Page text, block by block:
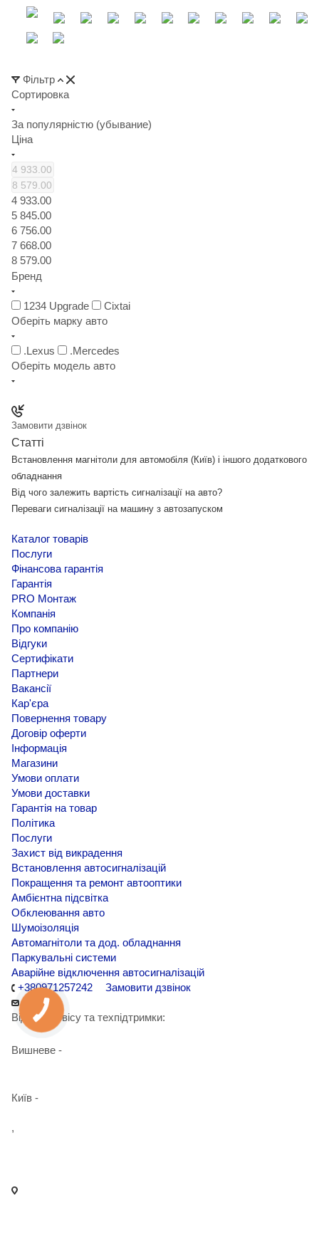
Фільтр
Сортировка
За популярністю (убывание)
Ціна
4 933.00
5 845.00
6 756.00
7 668.00
8 579.00
Бренд
1234 Upgrade
Cixtai
Оберіть марку авто
.Lexus
.Mercedes
Оберіть модель авто
Замовити дзвінок
Статті
Встановлення магнітоли для автомобіля (Київ) і іншого додаткового
обладнання
Від чого залежить вартість сигналізації на авто?
Переваги сигналізації на машину з автозапуском
Каталог товарів
Послуги
Фінансова гарантія
Гарантія
PRO Монтаж
Компанія
Про компанію
Відгуки
Сертифікати
Партнери
Вакансії
Кар'єра
Повернення товару
Договір оферти
Інформація
Магазини
Умови оплати
Умови доставки
Гарантія на товар
Політика
Послуги
Захист від викрадення
Встановлення автосигналізацій
Покращення та ремонт автооптики
Амбієнтна підсвітка
Обклеювання авто
Шумоізоляція
Автомагнітоли та дод. обладнання
Паркувальні системи
Аварійне відключення автосигналізацій
+380971257242
Замовити дзвінок
Відділ сервісу та техпідтримки:
Вишневе -
Київ -
,